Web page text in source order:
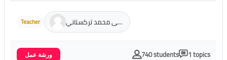
Teacher وجنات يحيى محمد تركستاني
ورشة عمل 740 students 1 topics